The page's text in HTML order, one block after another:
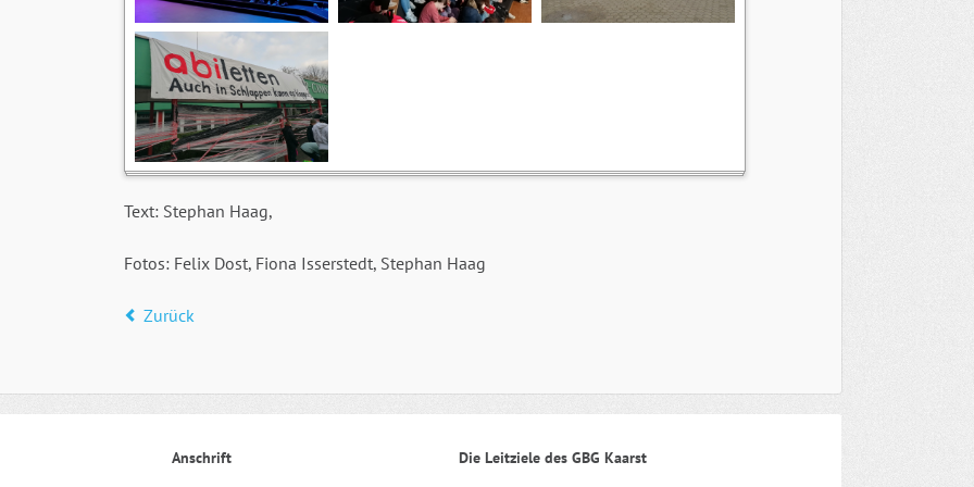
Text: Stephan Haag,
Fotos: Felix Dost, Fiona Isserstedt, Stephan Haag
Zurück
Anschrift Die Leitziele des GBG Kaarst